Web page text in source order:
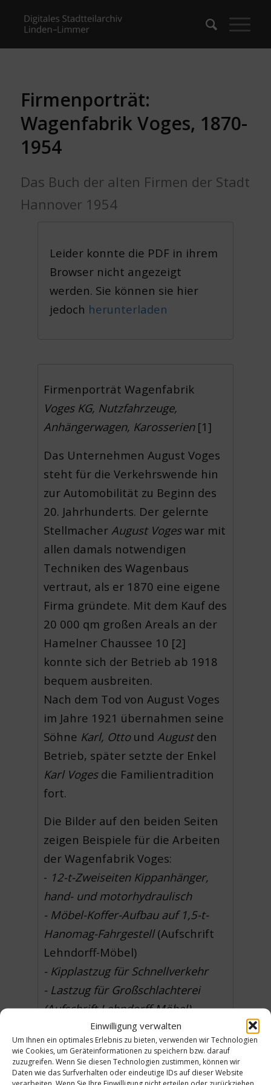
Einwilligung verwalten
Um Ihnen ein optimales Erlebnis zu bieten, verwenden wir Technologien
wie Cookies, um Geräteinformationen zu speichern bzw. darauf
zuzugreifen. Wenn Sie diesen Technologien zustimmen, können wir
Daten wie das Surfverhalten oder eindeutige IDs auf dieser Website
verarbeiten. Wenn Sie Ihre Einwilligung nicht erteilen oder zurückziehen,
Firmenporträt:
Wagenfabrik Voges, 1870-
1954
Das Buch der alten Firmen der Stadt
Hannover 1954
Leider konnte die PDF in ihrem
Browser nicht angezeigt
werden. Sie können sie hier
jedoch herunterladen
Firmenporträt Wagenfabrik
Voges KG, Nutzfahrzeuge,
Anhängerwagen, Karosserien[1]
Das Unternehmen August Voges
steht für die Verkehrswende hin
zur Automobilität zu Beginn des
20. Jahrhunderts. Der gelernte
Stellmacher August Vogeswar mit
allen damals notwendigen
Techniken des Wagenbaus
vertraut, als er 1870 eine eigene
Firma gründete. Mit dem Kauf des
20 000 qm großen Areals an der
Hamelner Chaussee 10 [2]
konnte sich der Betrieb ab 1918
bequem ausbreiten.
Nach dem Tod von August Voges
im Jahre 1921 übernahmen seine
Söhne Karl, Ottound Augustden
Betrieb, später setzte der Enkel
Karl Vogesdie Familientradition
fort.
Die Bilder auf den beiden Seiten
zeigen Beispiele für die Arbeiten
der Wagenfabrik Voges:
- 12-t-Zweiseiten Kippanhänger,
hand- und motorhydraulisch
- Möbel-Koffer-Aufbau auf 1,5-t-
Hanomag-Fahrgestell(Aufschrift
Lehndorff-Möbel)
- Kipplastzug für Schnellverkehr
- Lastzug für Großschlachterei
(Aufschrift Lehndorff-Möbel)
- Möbelkasten-Aufbau auf 2- t-
Hanomag-Fahrgestell(Aufschrift
Universal Qualitäts-Büromöbel)